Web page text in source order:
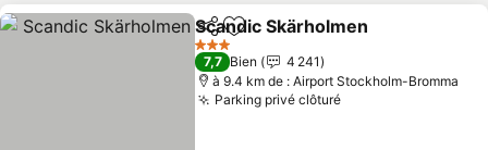
PartagerAjouter à mes favoris
Scandic Skärholmen
3 Étoiles
7,7 Bien
4 241
à 9.4 km de : Airport Stockholm-Bromma
Parking privé clôturéConsulter les prix